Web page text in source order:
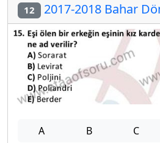
12 2017-2018 Bahar
A B C